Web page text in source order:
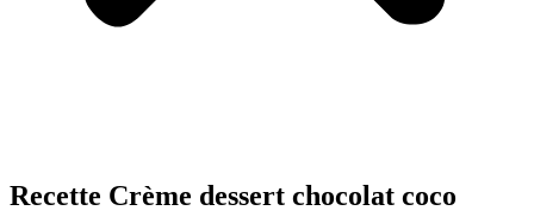
Recette Crème dessert chocolat coco